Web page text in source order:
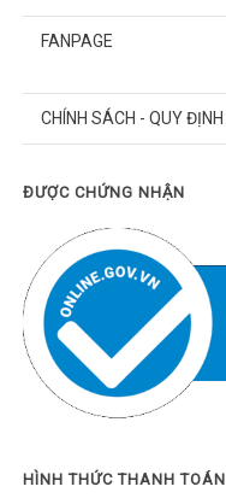
FANPAGE
CHÍNH SÁCH - QUY ĐỊNH
ĐƯỢC CHỨNG NHẬN
HÌNH THỨC THANH TOÁN